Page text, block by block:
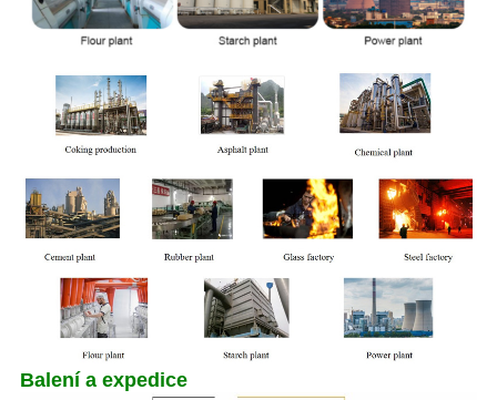
Balení a expedice